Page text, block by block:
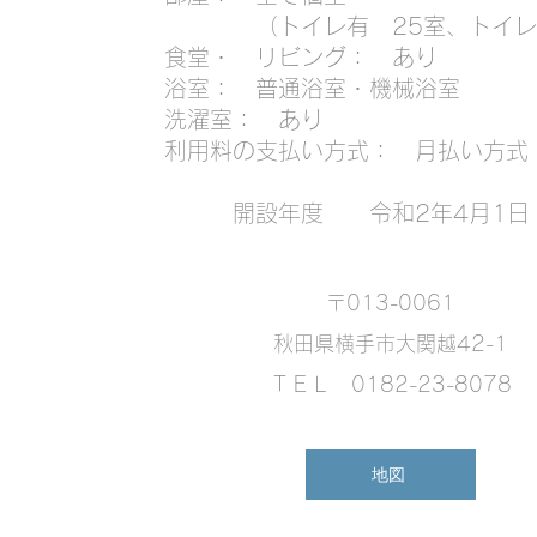
（トイレ有 25室、トイレ
食堂・ リビング： あり
浴室： 普通浴室・機械浴室
洗濯室： あり
利用料の支払い方式： 月払い方式
​ 開設年度 令和2年4月1日
〒013-0061
秋田県横手市大関越42-1
​ＴＥＬ 0182-23-8078
地図